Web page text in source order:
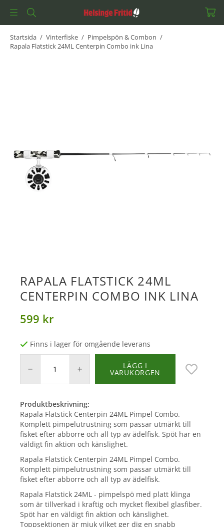
Startsida / Vinterfiske / Pimpelspön & Combon /
Rapala Flatstick 24ML Centerpin Combo ink Lina
RAPALA FLATSTICK 24ML
CENTERPIN COMBO INK LINA
599 kr
Finns i lager för omgående leverans
LÄGG I
VARUKORGEN
Produktbeskrivning:
Rapala Flatstick Centerpin 24ML Pimpel Combo.
Komplett pimpelutrustning som passar utmärkt till
fisket efter abborre och all typ av ädelfisk. Spöt har en
väldigt fin aktion och känslighet.
Rapala Flatstick Centerpin 24ML Pimpel Combo.
Komplett pimpelutrustning som passar utmärkt till
fisket efter abborre och all typ av ädelfisk.
Rapala Flatstick 24ML - pimpelspö med platt klinga
som är tillverkad i kraftig och mycket flexibel glasfiber.
Spöt har en väldigt fin aktion och känslighet.
Toppsektionen är mjuk vilket ger dig en snabb